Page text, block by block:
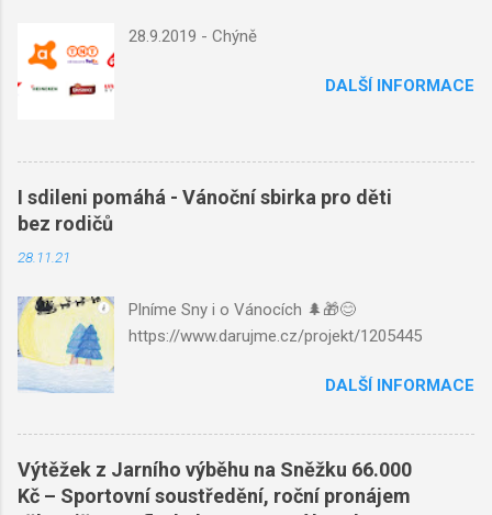
28.9.2019 - Chýně
DALŠÍ INFORMACE
I sdileni pomáhá - Vánoční sbirka pro děti
bez rodičů
28.11.21
Plníme Sny i o Vánocích 🌲🎁😊
https://www.darujme.cz/projekt/1205445
DALŠÍ INFORMACE
Výtěžek z Jarního výběhu na Sněžku 66.000
Kč – Sportovní soustředění, roční pronájem